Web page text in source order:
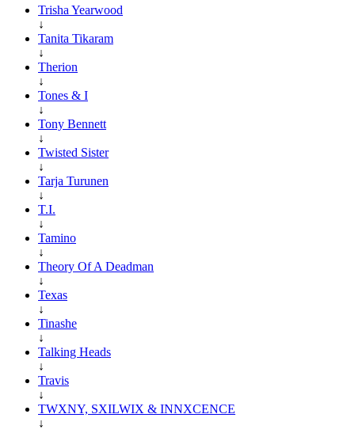
Trisha Yearwood
↓
Tanita Tikaram
↓
Therion
↓
Tones & I
↓
Tony Bennett
↓
Twisted Sister
↓
Tarja Turunen
↓
T.I.
↓
Tamino
↓
Theory Of A Deadman
↓
Texas
↓
Tinashe
↓
Talking Heads
↓
Travis
↓
TWXNY, SXILWIX & INNXCENCE
↓